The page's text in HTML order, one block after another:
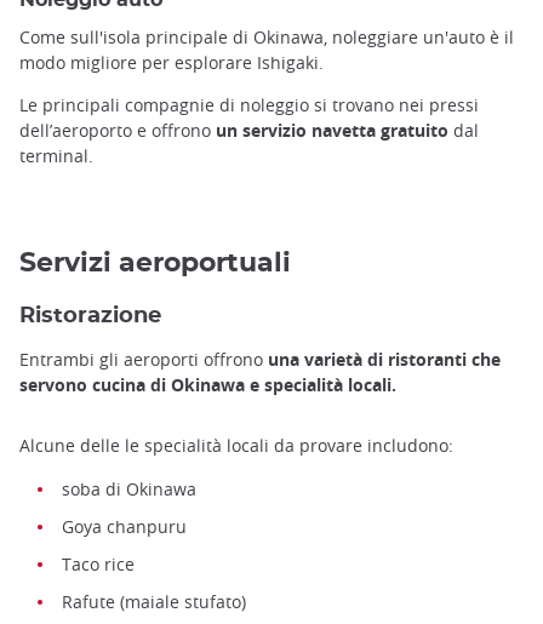
Come sull'isola principale di Okinawa, noleggiare un'auto è il
modo migliore per esplorare Ishigaki.
Le principali compagnie di noleggio si trovano nei pressi
dell’aeroporto e offrono un servizio navetta gratuito dal
terminal.
Servizi aeroportuali
Ristorazione
Entrambi gli aeroporti offrono una varietà di ristoranti che
servono cucina di Okinawa e specialità locali.
Alcune delle le specialità locali da provare includono:
soba di Okinawa
Goya chanpuru
Taco rice
Rafute (maiale stufato)